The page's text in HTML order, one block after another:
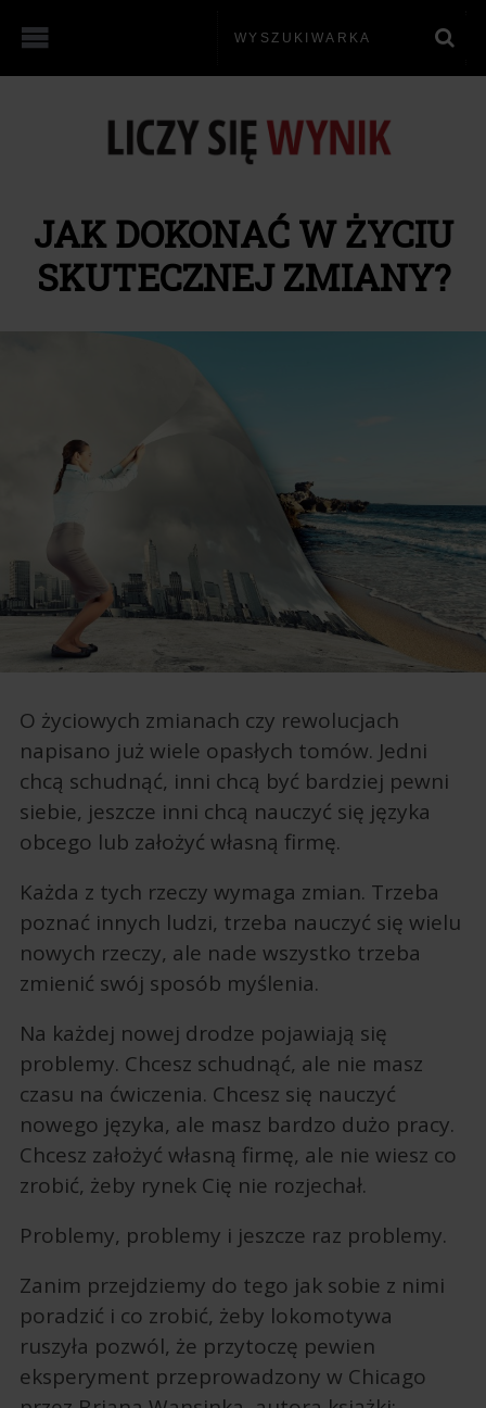
JAK DOKONAĆ W ŻYCIU
SKUTECZNEJ ZMIANY?
O życiowych zmianach czy rewolucjach
napisano już wiele opasłych tomów. Jedni
chcą schudnąć, inni chcą być bardziej pewni
siebie, jeszcze inni chcą nauczyć się języka
obcego lub założyć własną firmę.
Każda z tych rzeczy wymaga zmian. Trzeba
poznać innych ludzi, trzeba nauczyć się wielu
nowych rzeczy, ale nade wszystko trzeba
zmienić swój sposób myślenia.
Na każdej nowej drodze pojawiają się
problemy. Chcesz schudnąć, ale nie masz
czasu na ćwiczenia. Chcesz się nauczyć
nowego języka, ale masz bardzo dużo pracy.
Chcesz założyć własną firmę, ale nie wiesz co
zrobić, żeby rynek Cię nie rozjechał.
Problemy, problemy i jeszcze raz problemy.
Zanim przejdziemy do tego jak sobie z nimi
poradzić i co zrobić, żeby lokomotywa
ruszyła pozwól, że przytoczę pewien
eksperyment przeprowadzony w Chicago